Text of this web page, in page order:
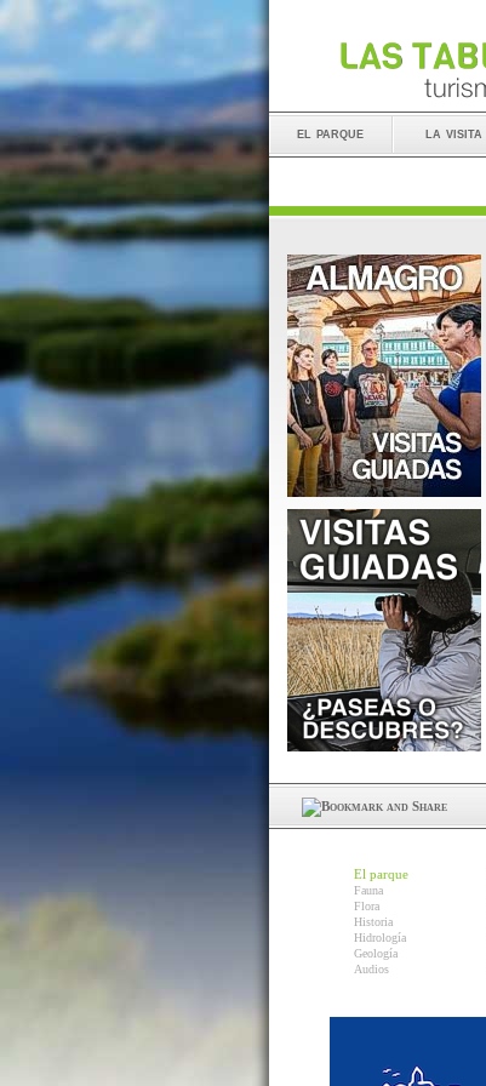
el parque la visita
El parque
Fauna
Flora
Historia
Hidrología
Geología
Audios